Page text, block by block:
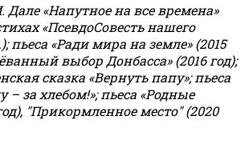
Дале «Напутное на все времена»
«ПсевдоСовесть нашего
пьеса «Ради мира на земле» (2015
выбор Донбасса» (2016 год);
сказка «Вернуть папу»; пьеса
– за хлебом!»;пьеса «Родные
"Прикормленное место" (2020